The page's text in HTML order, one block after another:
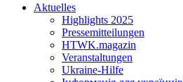
Aktuelles
Highlights 2025
Pressemitteilungen
HTWK.magazin
Veranstaltungen
Ukraine-Hilfe